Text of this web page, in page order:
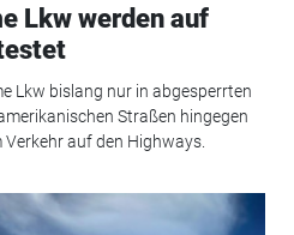
Lkw werden auf
Lkw bislang nur in abgesperrten
Straßen hingegen
auf den Highways.